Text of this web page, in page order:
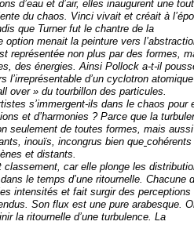
d’eau et d’air, elles inaugurent une
du chaos. Vinci vivait et créait à
que Turner fut le chantre de la
option menait la peinture vers
représentée non plus par des formes,
des énergies. Ainsi Pollock a-t-il
l’irreprésentable d’un cyclotron
over » du tourbillon des particules.
s’immergent-ils dans le chaos pour
et d’harmonies ? Parce que la
seulement de toutes formes, mais
inouïs, incongrus bien que cohérents
et distants.
classement, car elle plonge les
le temps d’une ritournelle. Chacune
intensités et fait surgir des perceptions
Son flux est une pure arabesque.
la ritournelle d’une turbulence. La